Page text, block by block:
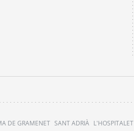
DE GRAMENET SANT ADRIÀ L'HOSPITALET